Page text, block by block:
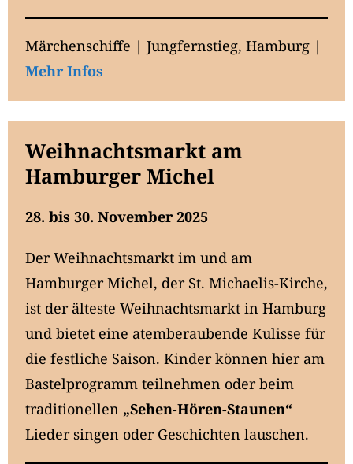
Märchenschiffe | Jungfernstieg, Hamburg |
Mehr Infos
Weihnachtsmarkt am
Hamburger Michel
28. bis 30. November 2025
Der Weihnachtsmarkt im und am
Hamburger Michel, der St. Michaelis-Kirche,
ist der älteste Weihnachtsmarkt in Hamburg
und bietet eine atemberaubende Kulisse für
die festliche Saison. Kinder können hier am
Bastelprogramm teilnehmen oder beim
traditionellen „Sehen-Hören-Staunen“
Lieder singen oder Geschichten lauschen.